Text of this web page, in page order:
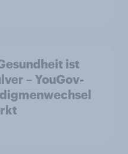
ist
– YouGov-